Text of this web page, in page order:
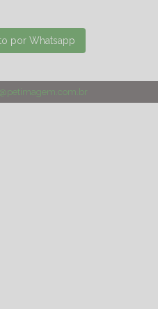
por Whatsapp